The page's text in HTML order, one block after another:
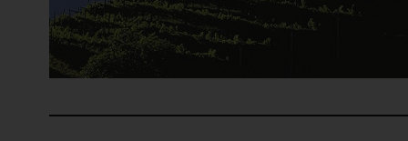
Aus
haben
aus